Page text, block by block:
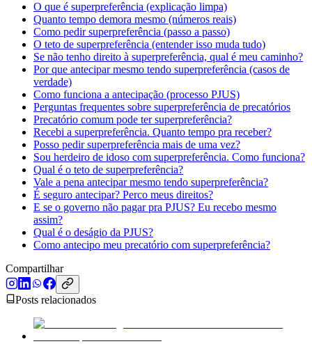
O que é superpreferência (explicação limpa)
Quanto tempo demora mesmo (números reais)
Como pedir superpreferência (passo a passo)
O teto de superpreferência (entender isso muda tudo)
Se não tenho direito à superpreferência, qual é meu caminho?
Por que antecipar mesmo tendo superpreferência (casos de
verdade)
Como funciona a antecipação (processo PJUS)
Perguntas frequentes sobre superpreferência de precatórios
Precatório comum pode ter superpreferência?
Recebi a superpreferência. Quanto tempo pra receber?
Posso pedir superpreferência mais de uma vez?
Sou herdeiro de idoso com superpreferência. Como funciona?
Qual é o teto de superpreferência?
Vale a pena antecipar mesmo tendo superpreferência?
É seguro antecipar? Perco meus direitos?
E se o governo não pagar pra PJUS? Eu recebo mesmo
assim?
Qual é o deságio da PJUS?
Como antecipo meu precatório com superpreferência?
Compartilhar
Posts relacionados